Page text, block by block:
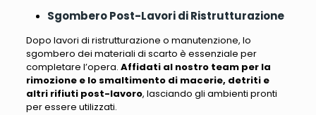
Sgombero Post-Lavori di Ristrutturazione
Dopo lavori di ristrutturazione o manutenzione, lo
sgombero dei materiali di scarto è essenziale per
completare l’opera. Affidati al nostro team per la
rimozione e lo smaltimento di macerie, detriti e
altri rifiuti post-lavoro, lasciando gli ambienti pronti
per essere utilizzati.